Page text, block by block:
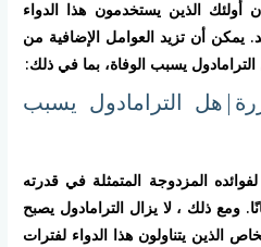
أولئك الذين يستخدمون هذا الدواء
أن تزيد العوامل الإضافية من
يسبب الوفاة، بما في ذلك:
الترامادول يسبب
المزدوجة المتمثلة في قدرته
ومع ذلك ، لا يزال الترامادول يصبح
الذين يتناولون هذا الدواء لفترات